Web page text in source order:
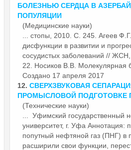
БОЛЕЗНЬЮ СЕРДЦА В
ПОПУЛЯЦИИ
(Медицинские науки)
... стопы, 2010. С. 245. Агеев
дисфункции в развитии и
сосудистых заболеваний //
22. Носиков В.В. Молекулярная
Создано 17 апреля 2017
12. СВЕРХЗВУКОВАЯ
ПРОМЫСЛОВОЙ ПОДГОТОВКЕ
(Технические науки)
... Уфимский государственный
университет, г. Уфа Аннотация:
попутный нефтяной газ (ПНГ) в
расширили свои функции ,